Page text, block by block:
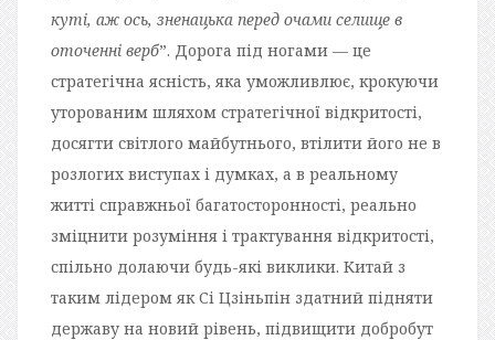
куті, аж ось, зненацька перед очами селище в
оточенні верб”. Дорога під ногами — це
стратегічна ясність, яка уможливлює, крокуючи
уторованим шляхом стратегічної відкритості,
досягти світлого майбутнього, втілити його не в
розлогих виступах і думках, а в реальному
житті справжньої багатосторонності, реально
зміцнити розуміння і трактування відкритості,
спільно долаючи будь-які виклики. Китай з
таким лідером як Сі Цзіньпін здатний підняти
державу на новий рівень, підвищити добробут